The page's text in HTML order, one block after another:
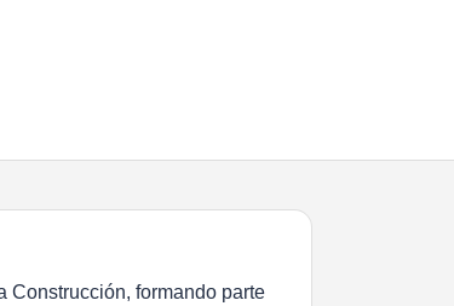
Construcción, formando parte